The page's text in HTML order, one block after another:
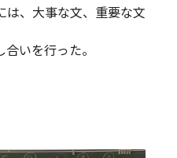
は、大事な文、重要な文
いを行った。